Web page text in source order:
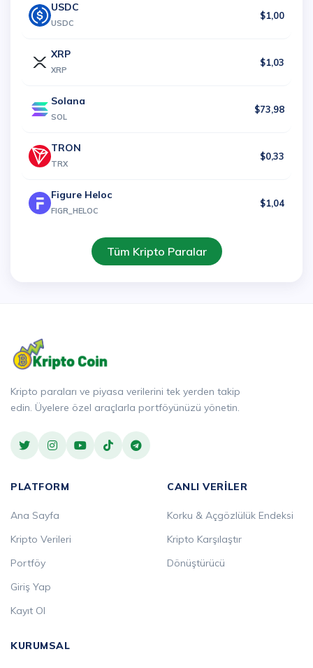
USDC
USDC
$1,00
XRP
XRP
$1,03
Solana
SOL
$73,98
TRON
TRX
$0,33
Figure Heloc
FIGR_HELOC
$1,04
Tüm Kripto Paralar
Kripto paraları ve piyasa verilerini tek yerden takip
edin. Üyelere özel araçlarla portföyünüzü yönetin.
PLATFORM
Ana Sayfa
Kripto Verileri
Portföy
Giriş Yap
Kayıt Ol
CANLI VERILER
Korku & Açgözlülük Endeksi
Kripto Karşılaştır
Dönüştürücü
KURUMSAL